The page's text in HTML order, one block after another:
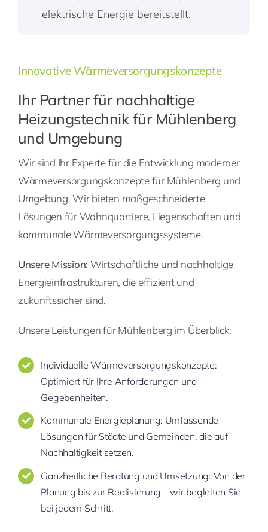
elektrische Energie bereitstellt.
Innovative Wärmeversorgungskonzepte
Ihr Partner für nachhaltige
Heizungstechnik für Mühlenberg
und Umgebung
Wir sind Ihr Experte für die Entwicklung moderner
Wärmeversorgungskonzepte für Mühlenberg und
Umgebung. Wir bieten maßgeschneiderte
Lösungen für Wohnquartiere, Liegenschaften und
kommunale Wärmeversorgungssysteme.
Unsere Mission: Wirtschaftliche und nachhaltige
Energieinfrastrukturen, die effizient und
zukunftssicher sind.
Unsere Leistungen für Mühlenberg im Überblick:
Individuelle Wärmeversorgungskonzepte:
Optimiert für Ihre Anforderungen und
Gegebenheiten.
Kommunale Energieplanung: Umfassende
Lösungen für Städte und Gemeinden, die auf
Nachhaltigkeit setzen.
Ganzheitliche Beratung und Umsetzung: Von der
Planung bis zur Realisierung – wir begleiten Sie
bei jedem Schritt.